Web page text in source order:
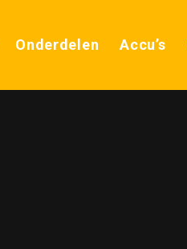
Onderdelen Accu’s